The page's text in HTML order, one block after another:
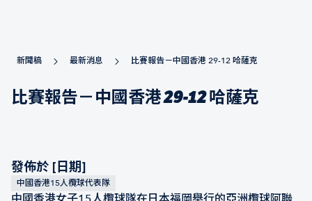
新聞稿 最新消息 比賽報告－中國香港 29-12 哈薩克
比賽報告－中國香港 29-12 哈薩克
發佈於 [日期]
中國香港15人欖球代表隊